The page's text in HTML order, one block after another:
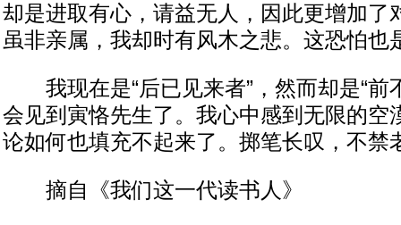
却是进取有心，请益无人，因此更增加了
虽非亲属，我却时有风木之悲。这恐怕也
我现在是“后已见来者”，然而却是“前
会见到寅恪先生了。我心中感到无限的空
论如何也填充不起来了。掷笔长叹，不禁
摘自《我们这一代读书人》